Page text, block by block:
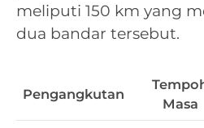
meliputi 150 km yang
dua bandar tersebut.
Pengangkutan
Masa